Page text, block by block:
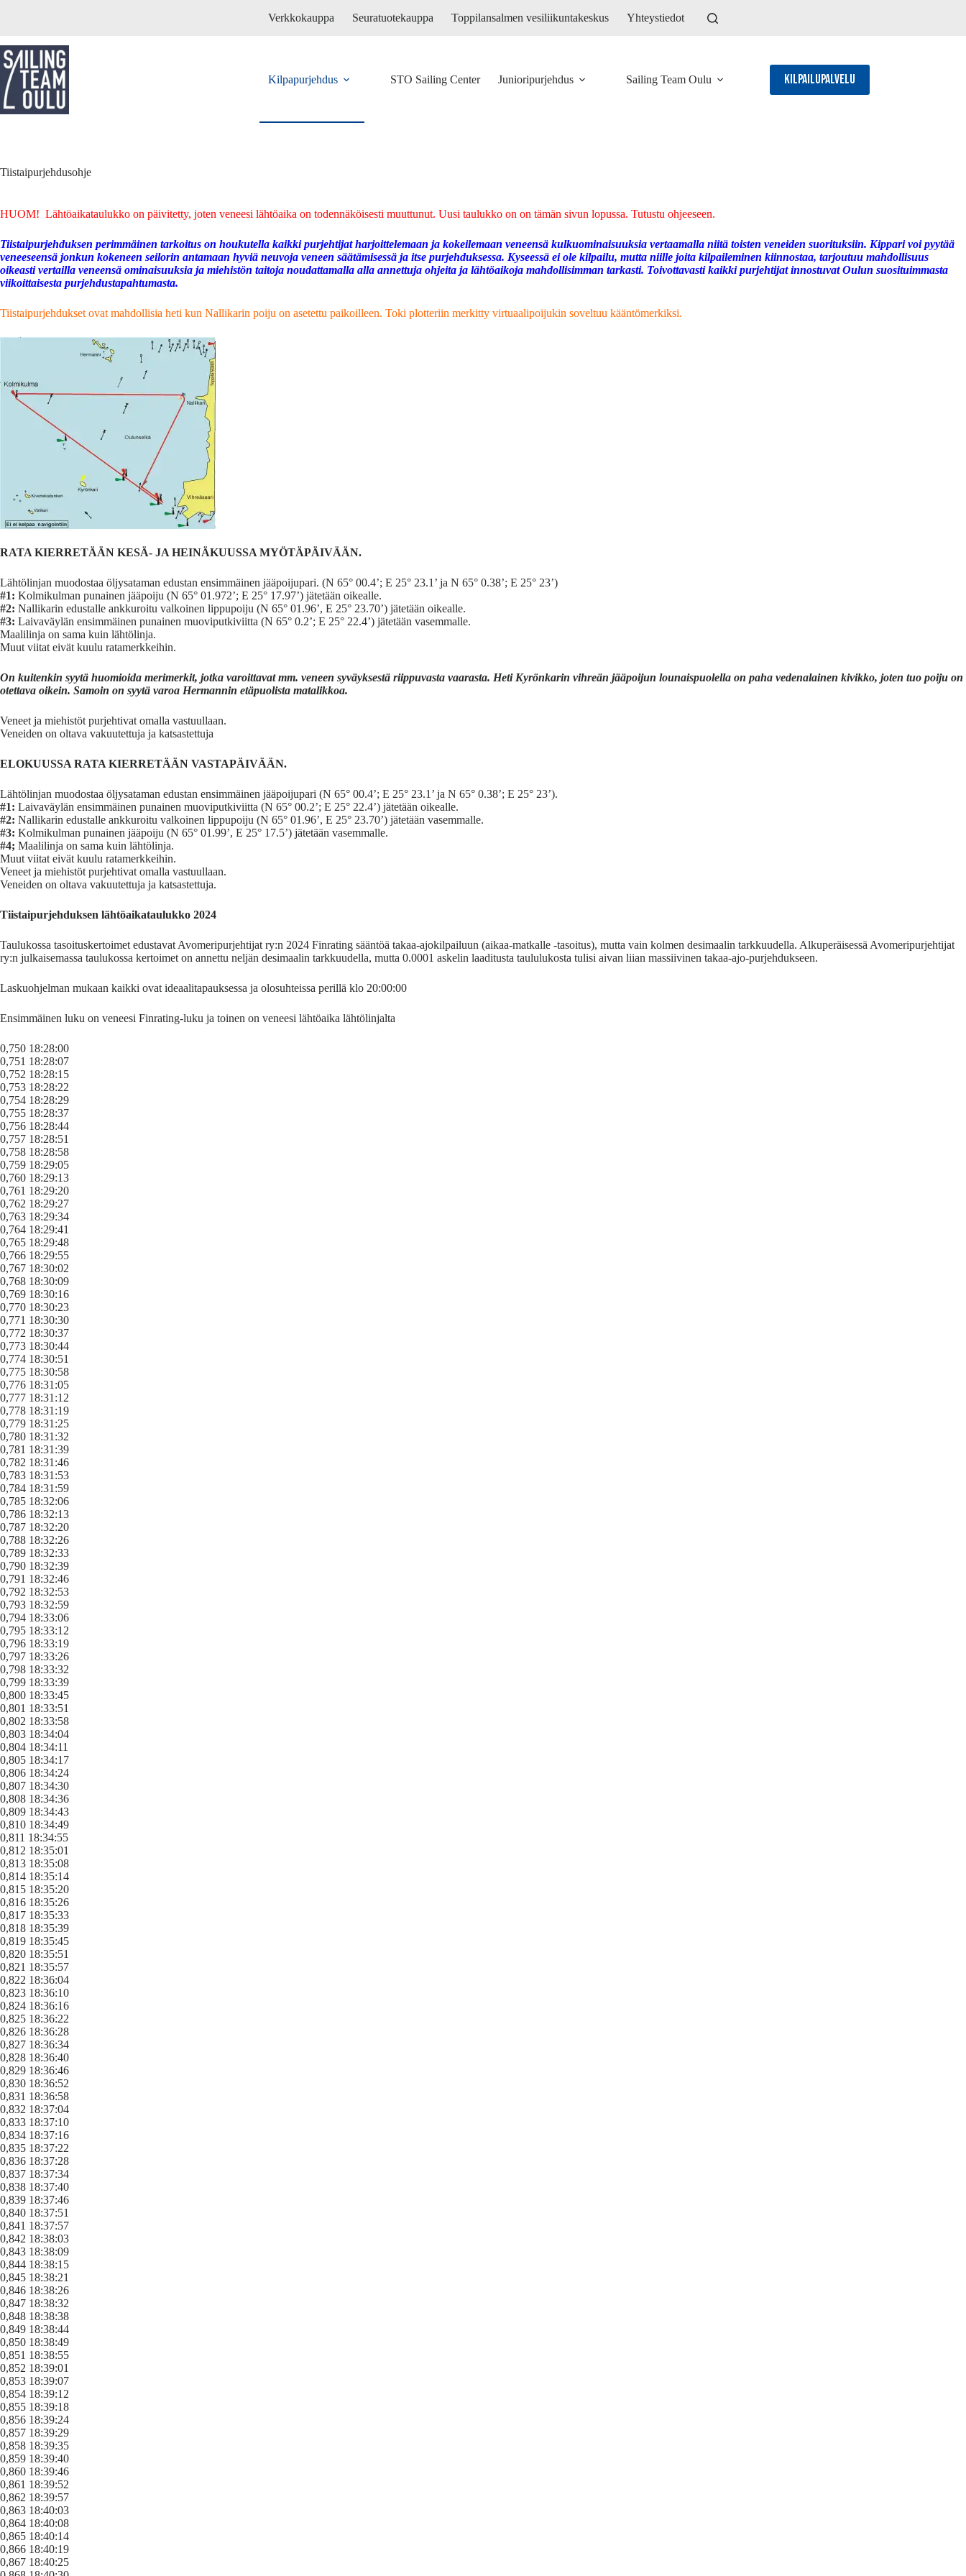
Verkkokauppa Seuratuotekauppa Toppilansalmen vesiliikuntakeskus Yhteystiedot
Kilpapurjehdus STO Sailing Center Junioripurjehdus Sailing Team Oulu Kilpailupalvelu
Tiistaipurjehdusohje
HUOM! Lähtöaikataulukko on päivitetty, joten veneesi lähtöaika on todennäköisesti muuttunut. Uusi taulukko on on tämän sivun lopussa. Tutustu ohjeeseen.
Tiistaipurjehduksen perimmäinen tarkoitus on houkutella kaikki purjehtijat harjoittelemaan ja kokeilemaan veneensä kulkuominaisuuksia vertaamalla niitä toisten veneiden suorituksiin. Kippari voi pyytää
veneeseensä jonkun kokeneen seilorin antamaan hyviä neuvoja veneen säätämisessä ja itse purjehduksessa. Kyseessä ei ole kilpailu, mutta niille joita kilpaileminen kiinnostaa, tarjoutuu mahdollisuus
oikeasti vertailla veneensä ominaisuuksia ja miehistön taitoja noudattamalla alla annettuja ohjeita ja lähtöaikoja mahdollisimman tarkasti. Toivottavasti kaikki purjehtijat innostuvat Oulun suosituimmasta
viikoittaisesta purjehdustapahtumasta.
Tiistaipurjehdukset ovat mahdollisia heti kun Nallikarin poiju on asetettu paikoilleen. Toki plotteriin merkitty virtuaalipoijukin soveltuu kääntömerkiksi.
RATA KIERRETÄÄN KESÄ- JA HEINÄKUUSSA MYÖTÄPÄIVÄÄN.
Lähtölinjan muodostaa öljysataman edustan ensimmäinen jääpoijupari. (N 65° 00.4’; E 25° 23.1’ ja N 65° 0.38’; E 25° 23’)
#1: Kolmikulman punainen jääpoiju (N 65° 01.972’; E 25° 17.97’) jätetään oikealle.
#2: Nallikarin edustalle ankkuroitu valkoinen lippupoiju (N 65° 01.96’, E 25° 23.70’) jätetään oikealle.
#3: Laivaväylän ensimmäinen punainen muoviputkiviitta (N 65° 0.2’; E 25° 22.4’) jätetään vasemmalle.
Maalilinja on sama kuin lähtölinja.
Muut viitat eivät kuulu ratamerkkeihin.
On kuitenkin syytä huomioida merimerkit, jotka varoittavat mm. veneen syväyksestä riippuvasta vaarasta. Heti Kyrönkarin vihreän jääpoijun lounaispuolella on paha vedenalainen kivikko, joten tuo poiju on
otettava oikein. Samoin on syytä varoa Hermannin etäpuolista matalikkoa.
Veneet ja miehistöt purjehtivat omalla vastuullaan.
Veneiden on oltava vakuutettuja ja katsastettuja
ELOKUUSSA RATA KIERRETÄÄN VASTAPÄIVÄÄN.
Lähtölinjan muodostaa öljysataman edustan ensimmäinen jääpoijupari (N 65° 00.4’; E 25° 23.1’ ja N 65° 0.38’; E 25° 23’).
#1: Laivaväylän ensimmäinen punainen muoviputkiviitta (N 65° 00.2’; E 25° 22.4’) jätetään oikealle.
#2: Nallikarin edustalle ankkuroitu valkoinen lippupoiju (N 65° 01.96’, E 25° 23.70’) jätetään vasemmalle.
#3: Kolmikulman punainen jääpoiju (N 65° 01.99’, E 25° 17.5’) jätetään vasemmalle.
#4; Maalilinja on sama kuin lähtölinja.
Muut viitat eivät kuulu ratamerkkeihin.
Veneet ja miehistöt purjehtivat omalla vastuullaan.
Veneiden on oltava vakuutettuja ja katsastettuja.
Tiistaipurjehduksen lähtöaikataulukko 2024
Taulukossa tasoituskertoimet edustavat Avomeripurjehtijat ry:n 2024 Finrating sääntöä takaa-ajokilpailuun (aikaa-matkalle -tasoitus), mutta vain kolmen desimaalin tarkkuudella. Alkuperäisessä Avomeripurjehtijat
ry:n julkaisemassa taulukossa kertoimet on annettu neljän desimaalin tarkkuudella, mutta 0.0001 askelin laaditusta taululukosta tulisi aivan liian massiivinen takaa-ajo-purjehdukseen.
Laskuohjelman mukaan kaikki ovat ideaalitapauksessa ja olosuhteissa perillä klo 20:00:00
Ensimmäinen luku on veneesi Finrating-luku ja toinen on veneesi lähtöaika lähtölinjalta
0,750 18:28:00
0,751 18:28:07
0,752 18:28:15
0,753 18:28:22
0,754 18:28:29
0,755 18:28:37
0,756 18:28:44
0,757 18:28:51
0,758 18:28:58
0,759 18:29:05
0,760 18:29:13
0,761 18:29:20
0,762 18:29:27
0,763 18:29:34
0,764 18:29:41
0,765 18:29:48
0,766 18:29:55
0,767 18:30:02
0,768 18:30:09
0,769 18:30:16
0,770 18:30:23
0,771 18:30:30
0,772 18:30:37
0,773 18:30:44
0,774 18:30:51
0,775 18:30:58
0,776 18:31:05
0,777 18:31:12
0,778 18:31:19
0,779 18:31:25
0,780 18:31:32
0,781 18:31:39
0,782 18:31:46
0,783 18:31:53
0,784 18:31:59
0,785 18:32:06
0,786 18:32:13
0,787 18:32:20
0,788 18:32:26
0,789 18:32:33
0,790 18:32:39
0,791 18:32:46
0,792 18:32:53
0,793 18:32:59
0,794 18:33:06
0,795 18:33:12
0,796 18:33:19
0,797 18:33:26
0,798 18:33:32
0,799 18:33:39
0,800 18:33:45
0,801 18:33:51
0,802 18:33:58
0,803 18:34:04
0,804 18:34:11
0,805 18:34:17
0,806 18:34:24
0,807 18:34:30
0,808 18:34:36
0,809 18:34:43
0,810 18:34:49
0,811 18:34:55
0,812 18:35:01
0,813 18:35:08
0,814 18:35:14
0,815 18:35:20
0,816 18:35:26
0,817 18:35:33
0,818 18:35:39
0,819 18:35:45
0,820 18:35:51
0,821 18:35:57
0,822 18:36:04
0,823 18:36:10
0,824 18:36:16
0,825 18:36:22
0,826 18:36:28
0,827 18:36:34
0,828 18:36:40
0,829 18:36:46
0,830 18:36:52
0,831 18:36:58
0,832 18:37:04
0,833 18:37:10
0,834 18:37:16
0,835 18:37:22
0,836 18:37:28
0,837 18:37:34
0,838 18:37:40
0,839 18:37:46
0,840 18:37:51
0,841 18:37:57
0,842 18:38:03
0,843 18:38:09
0,844 18:38:15
0,845 18:38:21
0,846 18:38:26
0,847 18:38:32
0,848 18:38:38
0,849 18:38:44
0,850 18:38:49
0,851 18:38:55
0,852 18:39:01
0,853 18:39:07
0,854 18:39:12
0,855 18:39:18
0,856 18:39:24
0,857 18:39:29
0,858 18:39:35
0,859 18:39:40
0,860 18:39:46
0,861 18:39:52
0,862 18:39:57
0,863 18:40:03
0,864 18:40:08
0,865 18:40:14
0,866 18:40:19
0,867 18:40:25